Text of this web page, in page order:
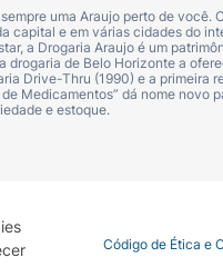
com formato 3D.
uma Araujo perto de
capital e em várias cidades do
a Drogaria Araujo é um
drogaria de Belo Horizonte a
Drive-Thru (1990) e a
Medicamentos” dá nome
e estoque.
Covid-19 Código de Ética e